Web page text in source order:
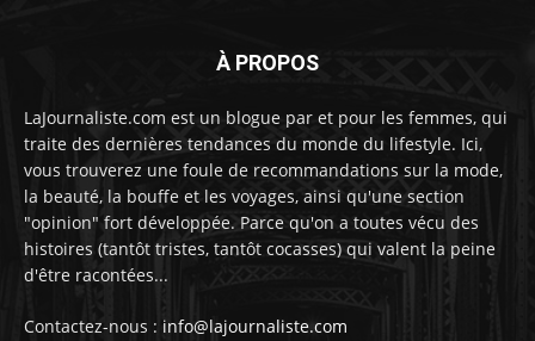
À PROPOS
LaJournaliste.com est un blogue par et pour les femmes, qui
traite des dernières tendances du monde du lifestyle. Ici,
vous trouverez une foule de recommandations sur la mode,
la beauté, la bouffe et les voyages, ainsi qu'une section
"opinion" fort développée. Parce qu'on a toutes vécu des
histoires (tantôt tristes, tantôt cocasses) qui valent la peine
d'être racontées...
Contactez-nous : info@lajournaliste.com